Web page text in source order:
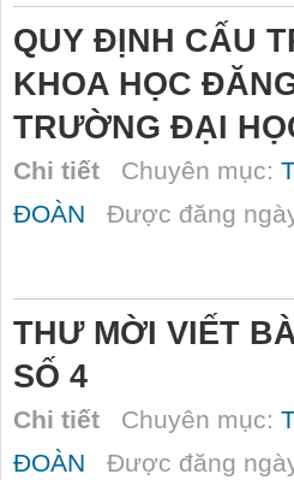
QUY ĐỊNH CẤU
KHOA HỌC
TRƯỜNG ĐẠI
Chi tiết Chuyên mục:
ĐOÀN Được đăng
THƯ MỜI VIẾT
SỐ 4
Chi tiết Chuyên mục:
ĐOÀN Được đăng